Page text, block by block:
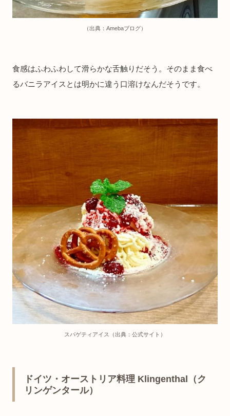
（出典：Amebaブログ）
食感はふわふわして滑らかな舌触りだそう。そのまま食べ
るバニラアイスとは明かに違う口溶けなんだそうです。
スパゲティアイス（出典：公式サイト）
ドイツ・オーストリア料理 Klingenthal（ク
リンゲンタール）